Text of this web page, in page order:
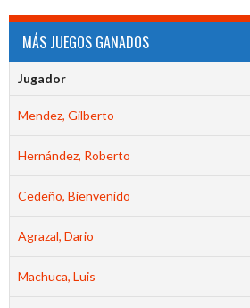
MÁS JUEGOS GANADOS
Jugador
Mendez, Gilberto
Hernández, Roberto
Cedeño, Bienvenido
Agrazal, Dario
Machuca, Luis